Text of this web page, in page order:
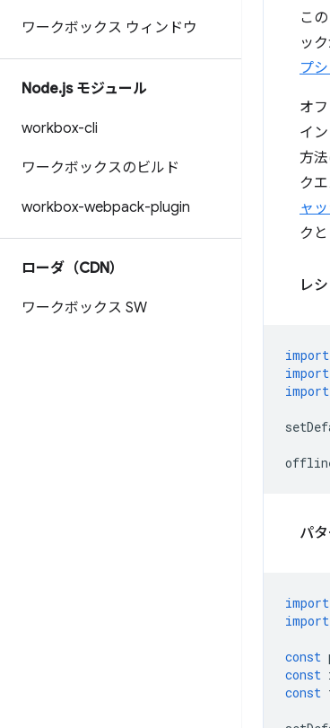
ワークボックス ウィンドウ
Node.js モジュール
workbox-cli
ワークボックスのビルド
workbox-webpack-plugin
ローダ（CDN）
ワークボックス SW
こ
ッ
プ
オ
イ
方
ク
ャ
ク
レ
import
import
import
パ
import
import
const
const
const